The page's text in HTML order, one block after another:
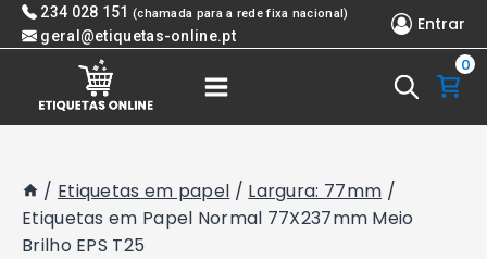
Skip 234 028 151 (chamada para a rede fixa nacional)
geral@etiquetas-online.pt
Entrar
0
/ Etiquetas em papel / Largura: 77mm /
Etiquetas em Papel Normal 77X237mm Meio
Brilho EPS T25